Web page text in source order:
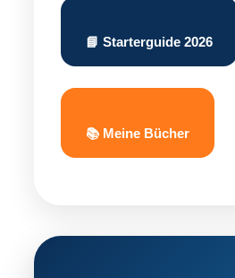
📘 Starterguide 2026
📚 Meine Bücher